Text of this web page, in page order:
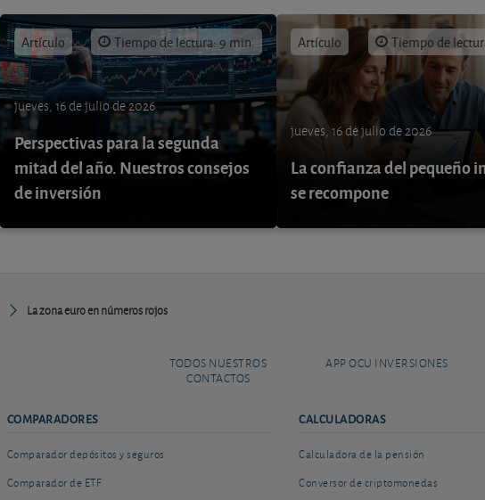
Artículo Tiempo de lectura: 9 min.
jueves, 16 de julio de 2026
Perspectivas para la segunda
mitad del año. Nuestros consejos
de inversión
Artículo Tiempo de
jueves, 16 de julio de 2026
La confianza del pequeño
se recompone
La zona euro en números rojos
TODOS NUESTROS
CONTACTOS
APP OCU INVERSIONES
COMPARADORES
Comparador depósitos y seguros
Comparador de ETF
CALCULADORAS
Calculadora de la pensión
Conversor de criptomonedas